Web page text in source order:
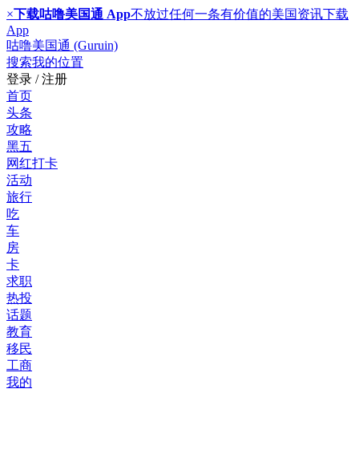
×下载咕噜美国通 App不放过任何一条有价值的美国资讯下载
App
咕噜美国通 (Guruin)
搜索我的位置
登录 / 注册
首页
头条
攻略
黑五
网红打卡
活动
旅行
吃
车
房
卡
求职
热投
话题
教育
移民
工商
我的